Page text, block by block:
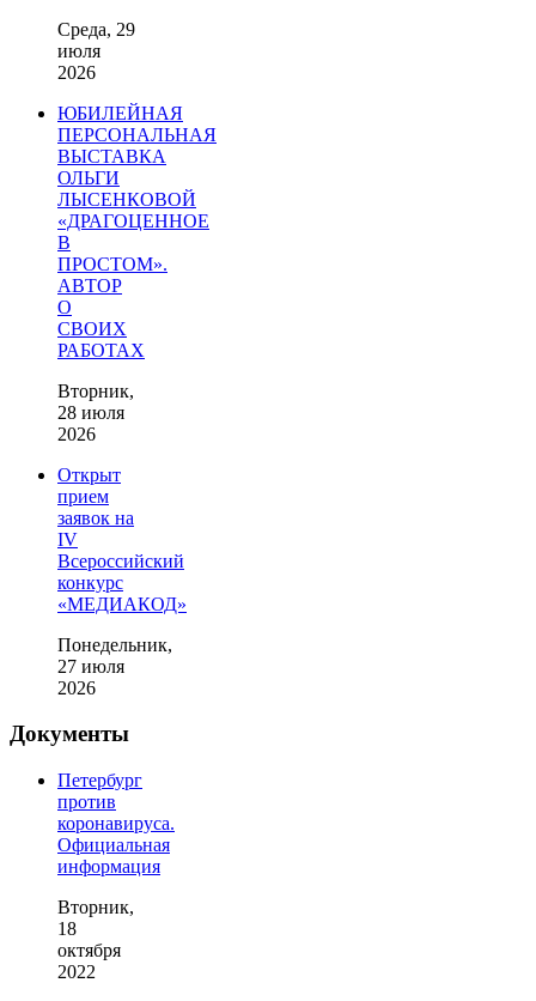
Среда, 29
июля
2026
ЮБИЛЕЙНАЯ
ПЕРСОНАЛЬНАЯ
ВЫСТАВКА
ОЛЬГИ
ЛЫСЕНКОВОЙ
«ДРАГОЦЕННОЕ
В
ПРОСТОМ».
АВТОР
О
СВОИХ
РАБОТАХ
Вторник,
28 июля
2026
Открыт
прием
заявок на
IV
Всероссийский
конкурс
«МЕДИАКОД»
Понедельник,
27 июля
2026
Документы
Петербург
против
коронавируса.
Официальная
информация
Вторник,
18
октября
2022